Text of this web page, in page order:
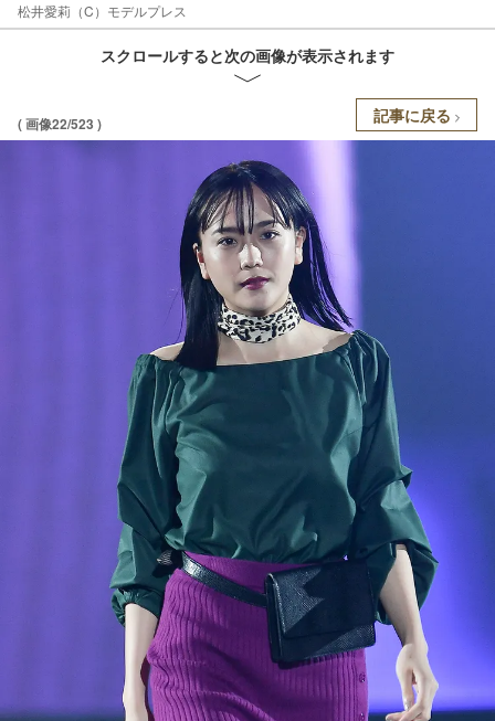
松井愛莉（C）モデルプレス
スクロールすると次の画像が表示されます
( 画像22/523 ) 記事に戻る